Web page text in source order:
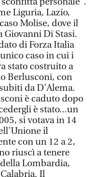
Liguria, Lazio,
Molise, dove il
Di Stasi.
di Forza Italia
caso in cui i
stato costruito a
Berlusconi, con
da D'Alema.
è caduto dopo
è stato...un
si votava in 14
il
con un 12 a 2,
riuscì a tenere
Lombardia,
Il